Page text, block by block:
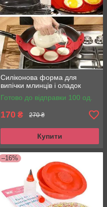
Силіконова форма для
випічки млинців і оладок
Готово до відправки 100 од.
170 ₴ 270 ₴
Купити
–16%